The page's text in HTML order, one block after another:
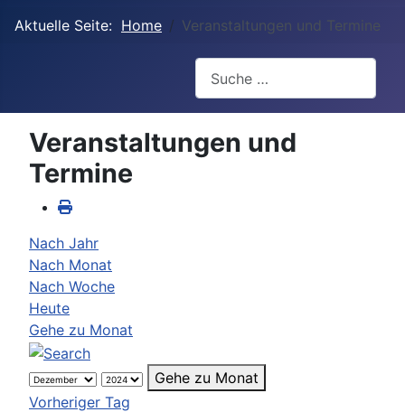
Aktuelle Seite: Home Veranstaltungen und Termine
Veranstaltungen und
Termine
Nach Jahr
Nach Monat
Nach Woche
Heute
Gehe zu Monat
Gehe zu Monat
Vorheriger Tag